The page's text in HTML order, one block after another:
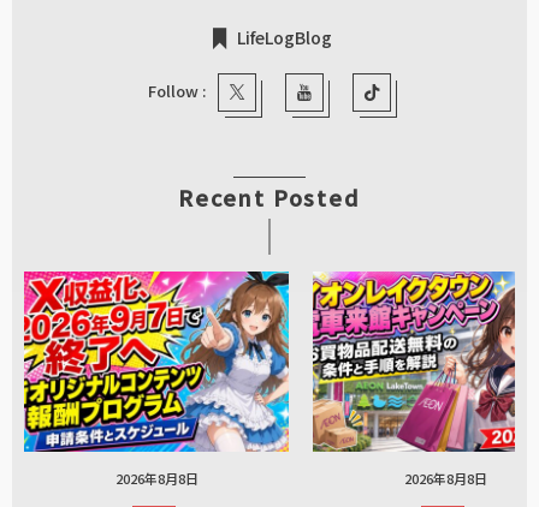
LifeLogBlog
Follow :
Recent Posted
2026年8月8日 2026年8月8日